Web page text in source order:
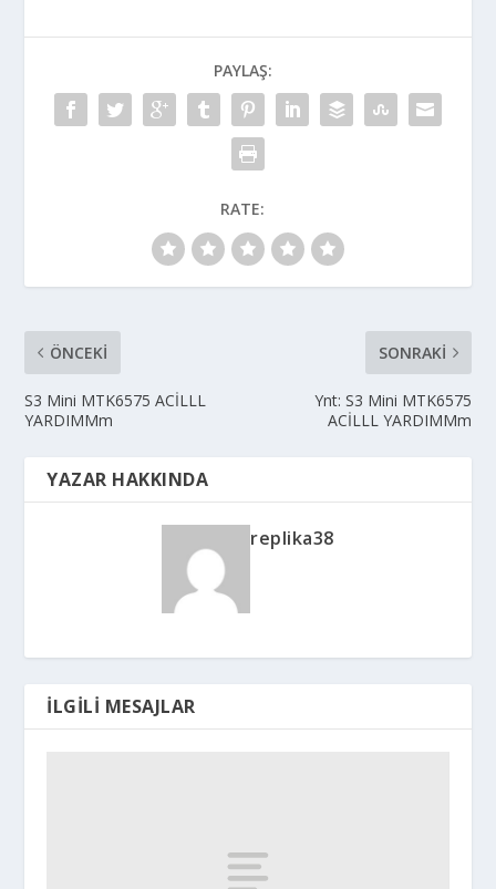
PAYLAŞ:
RATE:
ÖNCEKI
S3 Mini MTK6575 ACİLLL
YARDIMMm
SONRAKI
Ynt: S3 Mini MTK6575
ACİLLL YARDIMMm
YAZAR HAKKINDA
replika38
İLGILI MESAJLAR